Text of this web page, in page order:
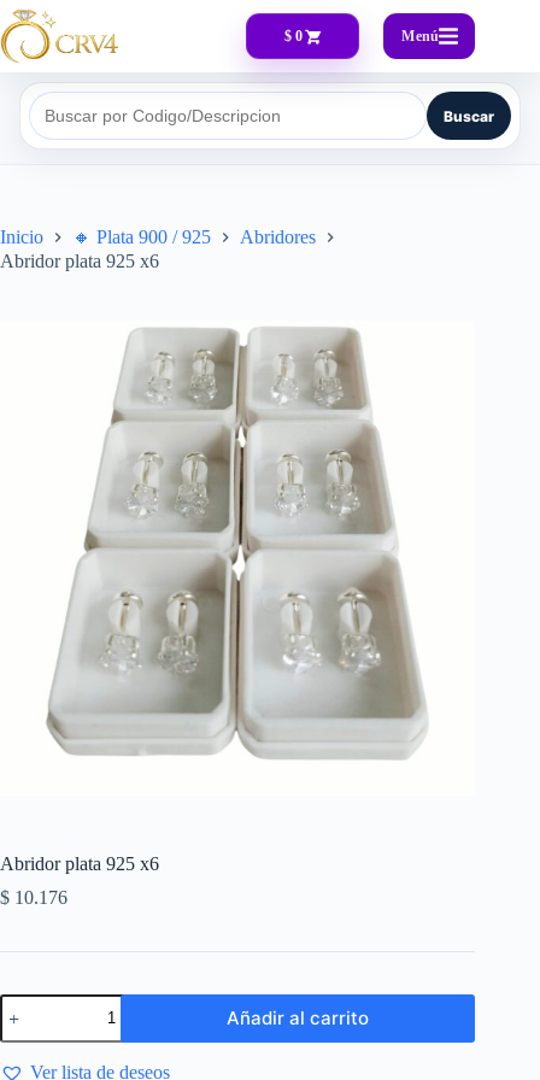
$ 0 Menú
Buscar por Codigo/Descripcion Buscar
Inicio 🔸​ Plata 900 / 925
Abridores
Abridor plata 925 x6
Abridor plata 925 x6
$ 10.176
Añadir al carrito
Ver lista de deseos